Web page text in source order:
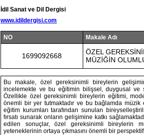
İdil Sanat ve Dil Dergisi
www.idildergisi.com
NO Makale Adı
1699092668
ÖZEL
MÜZİĞİN
Bu makale, özel gereksinimli bireylerin
incelemekte ve bu eğitimin bilişsel, duygusal ve
Özellikle özel gereksinimli bireylerin eğitimi,
önemli bir yer tutmaktadır ve bu bağlamda
eğitim kurumları tarafından sunulan
fırsatı sunarak onların gelişimine katkı
edilen sonuçlar, özel gereksinimli bireylerin
yeteneklerinin ortaya çıkmasını önemli bir